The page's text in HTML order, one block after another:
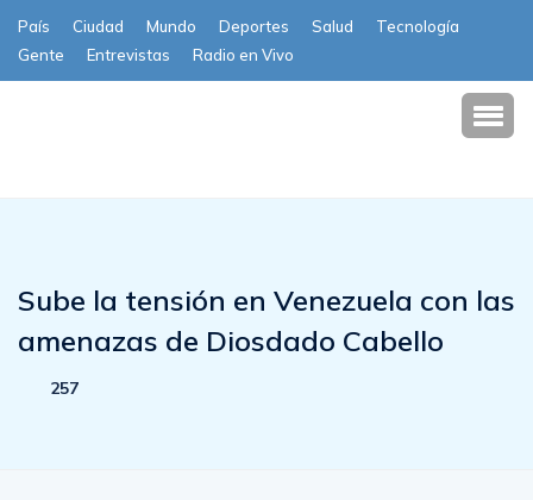
País Ciudad Mundo Deportes Salud
Tecnología
Gente
Entrevistas Radio en Vivo
Sube la tensión en Venezuela con las
amenazas de Diosdado Cabello
257